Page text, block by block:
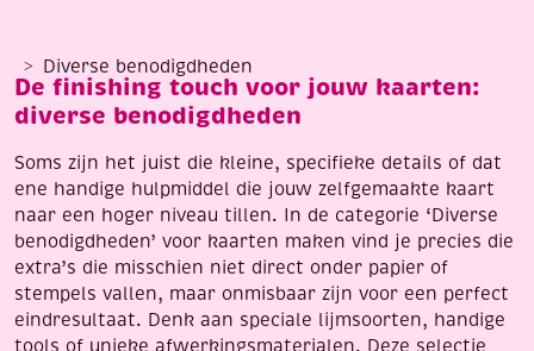
Diverse benodigdheden
De finishing touch voor jouw kaarten:
diverse benodigdheden
Soms zijn het juist die kleine, specifieke details of dat
ene handige hulpmiddel die jouw zelfgemaakte kaart
naar een hoger niveau tillen. In de categorie ‘Diverse
benodigdheden’ voor kaarten maken vind je precies die
extra’s die misschien niet direct onder papier of
stempels vallen, maar onmisbaar zijn voor een perfect
eindresultaat. Denk aan speciale lijmsoorten, handige
tools of unieke afwerkingsmaterialen. Deze selectie